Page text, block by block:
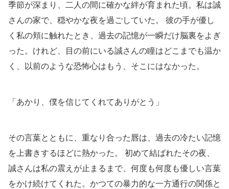
季節が深まり、二人の間に確かな絆が育まれた頃。私は誠
さんの家で、穏やかな夜を過ごしていた。 彼の手が優し
く私の頬に触れたとき、過去の記憶が一瞬だけ脳裏をよぎ
った。けれど、目の前にいる誠さんの瞳はどこまでも温か
く、以前のような恐怖心はもう、そこにはなかった。
「あかり、僕を信じてくれてありがとう」
その言葉とともに、重なり合った唇は、過去の冷たい記憶
を上書きするほどに熱かった。 初めて結ばれたその夜、
誠さんは私の震えが止まるまで、何度も何度も優しい言葉
をかけ続けてくれた。かつての暴力的な一方通行の関係と